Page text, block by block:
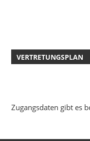
VERTRETUNGSPLAN
Zugangsdaten gibt es